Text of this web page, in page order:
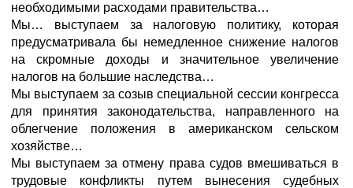
необходимыми расходами правительства…
Мы… выступаем за налоговую политику, которая
предусматривала бы немедленное снижение налогов
на скромные доходы и значительное увеличение
налогов на большие наследства…
Мы выступаем за созыв специальной сессии конгресса
для принятия законодательства, направленного на
облегчение положения в американском сельском
хозяйстве…
Мы выступаем за отмену права судов вмешиваться в
трудовые конфликты путем вынесения судебных